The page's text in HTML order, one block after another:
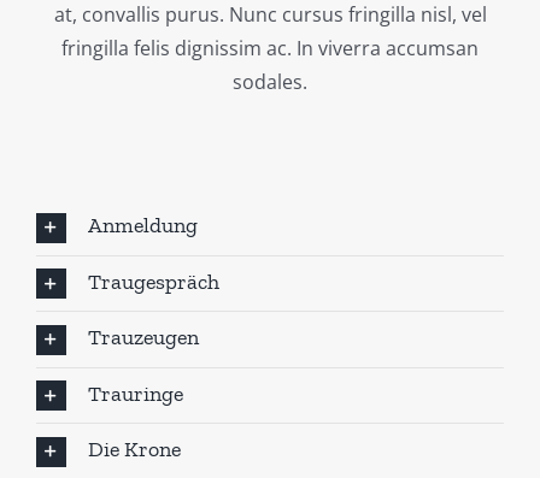
at, convallis purus. Nunc cursus fringilla nisl, vel
fringilla felis dignissim ac. In viverra accumsan
sodales.
Anmeldung
Traugespräch
Trauzeugen
Trauringe
Die Krone